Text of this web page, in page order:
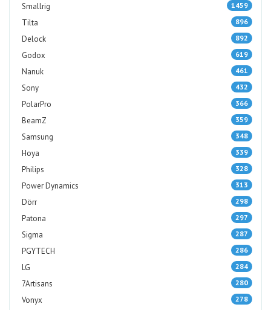
Smallrig 1459
Tilta 896
Delock 892
Godox 619
Nanuk 461
Sony 432
PolarPro 366
BeamZ 359
Samsung 348
Hoya 339
Philips 328
Power Dynamics 313
Dörr 298
Patona 297
Sigma 287
PGYTECH 286
LG 284
7Artisans 280
Vonyx 278